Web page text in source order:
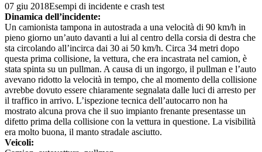
07 giu 2018Esempi di incidente e crash test
Dinamica dell’incidente:
Un camionista tampona in autostrada a una velocità di 90 km/h in
pieno giorno un’auto davanti a lui al centro della corsia di destra che
sta circolando all’incirca dai 30 ai 50 km/h. Circa 34 metri dopo
questa prima collisione, la vettura, che era incastrata nel camion, è
stata spinta su un pullman. A causa di un ingorgo, il pullman e l’auto
avevano ridotto la velocità in tempo, che al momento della collisione
avrebbe dovuto essere chiaramente segnalata dalle luci di arresto per
il traffico in arrivo. L’ispezione tecnica dell’autocarro non ha
mostrato alcuna prova che il suo impianto frenante presentasse un
difetto prima della collisione con la vettura in questione. La visibilità
era molto buona, il manto stradale asciutto.
Veicoli: